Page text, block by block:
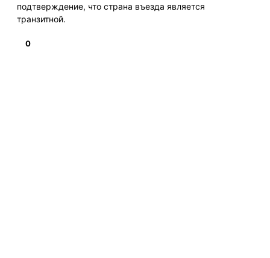
подтверждение, что страна въезда является
транзитной.
0